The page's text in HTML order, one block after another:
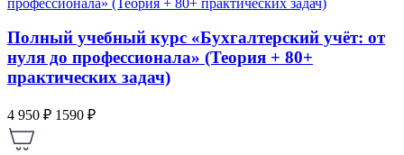
Полный учебный курс «Бухгалтерский учёт: от
нуля до профессионала» (Теория + 80+
практических задач)
4 950 ₽ 1590 ₽